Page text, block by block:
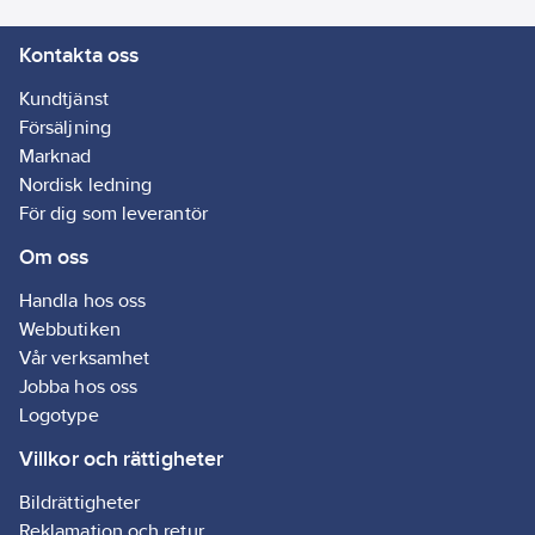
2 st
Artikelnr: 72078358
Ean
artikelnr:
0200000086039
Materialklass
Kontakta oss
Kundtjänst
Försäljning
Marknad
Nordisk ledning
För dig som leverantör
Om oss
Handla hos oss
Webbutiken
Vår verksamhet
Jobba hos oss
Logotype
Villkor och rättigheter
Bildrättigheter